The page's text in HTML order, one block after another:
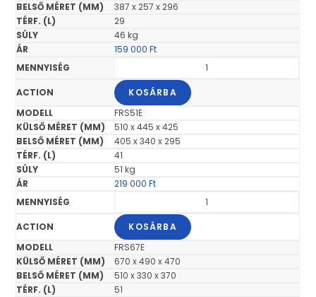
387 x 257 x 296
29
46 kg
159 000Ft
KOSÁRBA
FRS51E
510 x 445 x 425
405 x 340 x 295
41
51 kg
219 000Ft
KOSÁRBA
FRS67E
670 x 490 x 470
510 x 330 x 370
51